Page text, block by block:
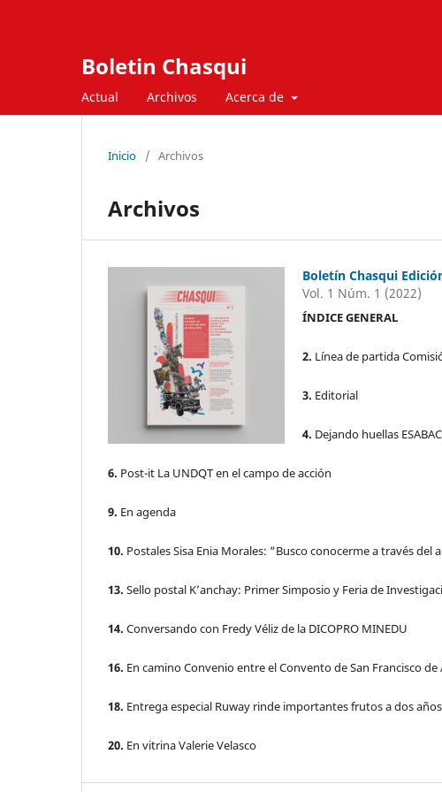
Boletin Chasqui
Actual Archivos Acerca de
Inicio / Archivos
Archivos
Boletín Chasqui
Vol. 1 Núm. 1 (2022)
ÍNDICE GENERAL
2. Línea de partida
3. Editorial
4. Dejando huellas
6. Post-it La UNDQT en el campo de acción
9. En agenda
10. Postales Sisa Enia Morales: “Busco conocerme a través del
13. Sello postal K’anchay: Primer Simposio y Feria de
14. Conversando con Fredy Véliz de la DICOPRO MINEDU
16. En camino Convenio entre el Convento de San Francisco de
18. Entrega especial Ruway rinde importantes frutos a dos
20. En vitrina Valerie Velasco